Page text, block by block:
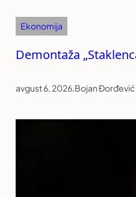
Ekonomija
Demontaža
avgust 6, 2026.Bojan Đorđević